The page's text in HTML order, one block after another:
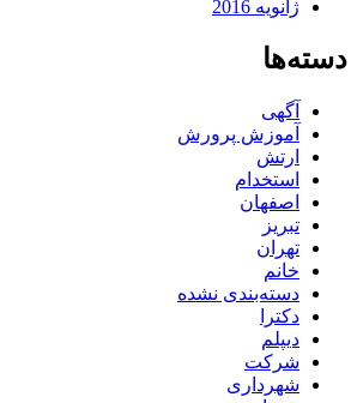
ژانویه 2016
دسته‌ها
آگهی
آموزش پرورش
ارتش
استخدام
اصفهان
تبریز
تهران
خانم
دسته‌بندی نشده
دکترا
دیپلم
شرکت
شهرداری